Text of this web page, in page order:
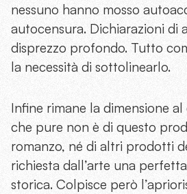
nessuno hanno mosso
autocensura. Dichiarazioni di
disprezzo profondo. Tutto
la necessità di sottolinearlo.
Infine rimane la dimensione
che pure non è di questo
romanzo, né di altri prodotti
richiesta dall’arte una
storica. Colpisce però